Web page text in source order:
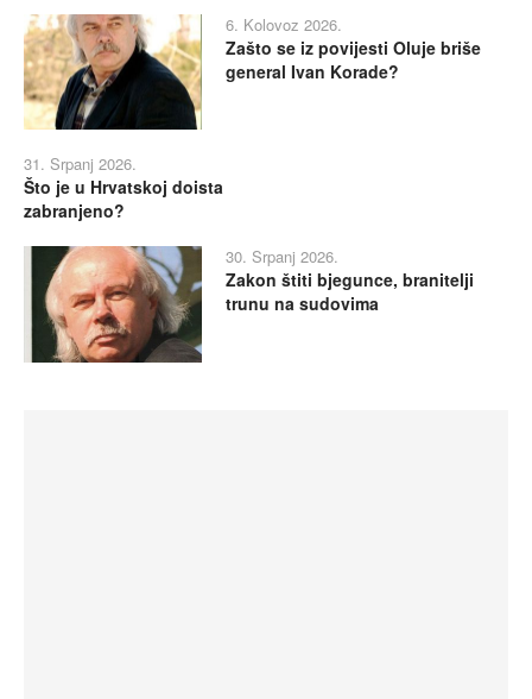
6. Kolovoz 2026.
Zašto se iz povijesti Oluje briše
general Ivan Korade?
31. Srpanj 2026.
Što je u Hrvatskoj doista
zabranjeno?
30. Srpanj 2026.
Zakon štiti bjegunce, branitelji
trunu na sudovima